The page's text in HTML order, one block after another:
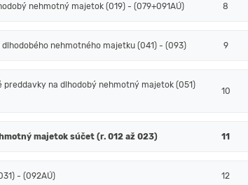
nehmotný majetok (019) - (079+091AÚ) 8
dlhodobého nehmotného majetku (041) - (093) 9
preddavky na dlhodobý nehmotný majetok (051)
10
majetok súčet (r. 012 až 023) 11
- (092AÚ) 12